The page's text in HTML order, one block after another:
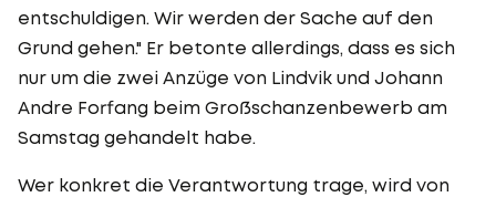
entschuldigen. Wir werden der Sache auf den
Grund gehen." Er betonte allerdings, dass es sich
nur um die zwei Anzüge von Lindvik und Johann
Andre Forfang beim Großschanzenbewerb am
Samstag gehandelt habe.
Wer konkret die Verantwortung trage, wird von